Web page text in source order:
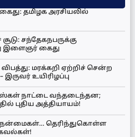
தமிழக அரசியலில்
சந்தேகநபருக்கு
இளைஞர் கைது
மரக்கறி ஏற்றிச் சென்ற
உயிரிழப்பு
பஸ்கள் நாட்டை வந்தடைந்தன;
புதிய அத்தியாயம்!
நன்மைகள்… தெரிந்துகொள்ள